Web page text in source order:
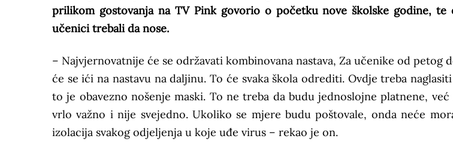
prilikom gostovanja na TV Pink govorio o početku nove školske godine, te
učenici trebali da nose.
– Najvjernovatnije će se održavati kombinovana nastava, Za učenike od petog
će se ići na nastavu na daljinu. To će svaka škola odrediti. Ovdje treba
to je obavezno nošenje maski. To ne treba da budu jednoslojne platnene,
vrlo važno i nije svejedno. Ukoliko se mjere budu poštovale, onda neće
izolacija svakog odjeljenja u koje uđe virus – rekao je on.